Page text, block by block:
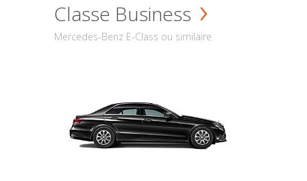
Classe Business
Mercedes-Benz E-Class ou similaire